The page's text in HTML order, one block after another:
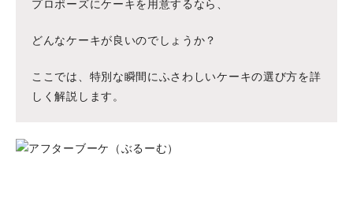
プロポーズにケーキを用意するなら、
どんなケーキが良いのでしょうか？
ここでは、特別な瞬間にふさわしいケーキの選び方を詳
しく解説します。